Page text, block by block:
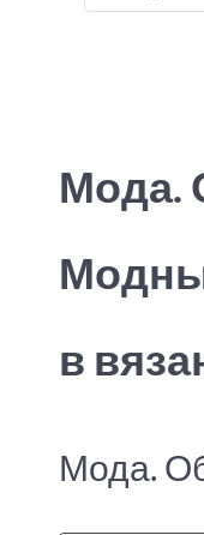
Мода.
в
Мода.